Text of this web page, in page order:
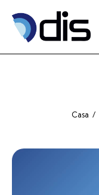
Casa
Home
Eventos
Blog